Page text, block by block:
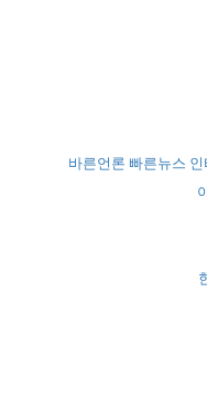
바른언론 빠른뉴스